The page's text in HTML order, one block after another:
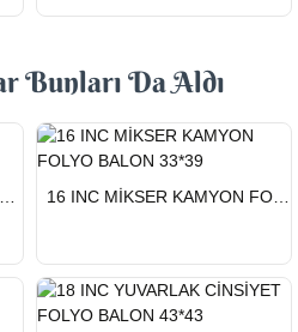
Bunları Da Aldı
GÖNDERİ
16 INC MİKSER KAMYON FOLYO BALON 33*39